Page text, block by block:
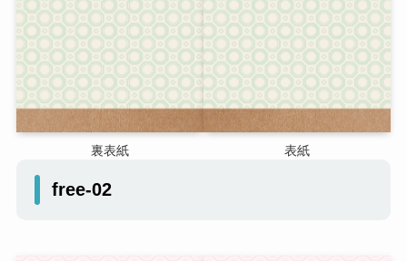
裏表紙 表紙
free-02